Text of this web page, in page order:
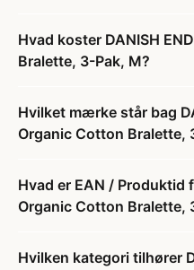
Hvad koster DANISH
Bralette, 3-Pak, M?
Hvilket mærke står bag
Organic Cotton Bralette,
Hvad er EAN / Produktid
Organic Cotton Bralette,
Hvilken kategori tilhører